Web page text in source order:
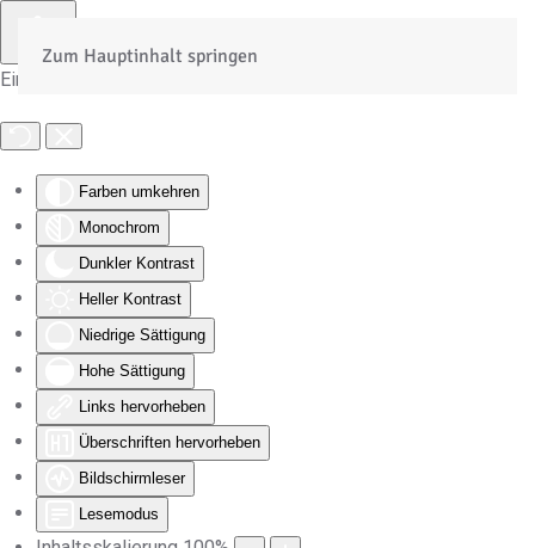
Eingabehilfen öffnen
Farben umkehren
Monochrom
Dunkler Kontrast
Heller Kontrast
Niedrige Sättigung
Hohe Sättigung
Links hervorheben
Überschriften hervorheben
Bildschirmleser
Lesemodus
Zum Hauptinhalt springen